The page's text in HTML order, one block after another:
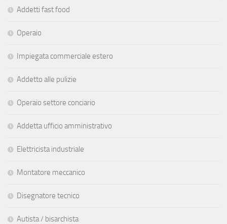
Addetti fast food
Operaio
Impiegata commerciale estero
Addetto alle pulizie
Operaio settore conciario
Addetta ufficio amministrativo
Elettricista industriale
Montatore meccanico
Disegnatore tecnico
Autista / bisarchista